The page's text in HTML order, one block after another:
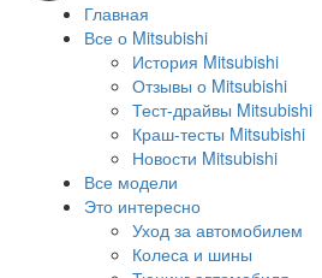
Главная
Все о Mitsubishi
История Mitsubishi
Отзывы о Mitsubishi
Тест-драйвы Mitsubishi
Краш-тесты Mitsubishi
Новости Mitsubishi
Все модели
Это интересно
Уход за автомобилем
Колеса и шины